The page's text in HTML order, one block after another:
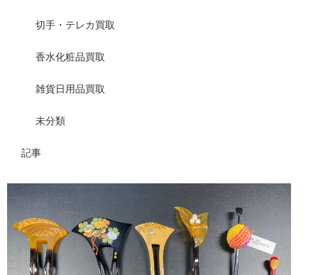
切手・テレカ買取
香水化粧品買取
雑貨日用品買取
未分類
記事